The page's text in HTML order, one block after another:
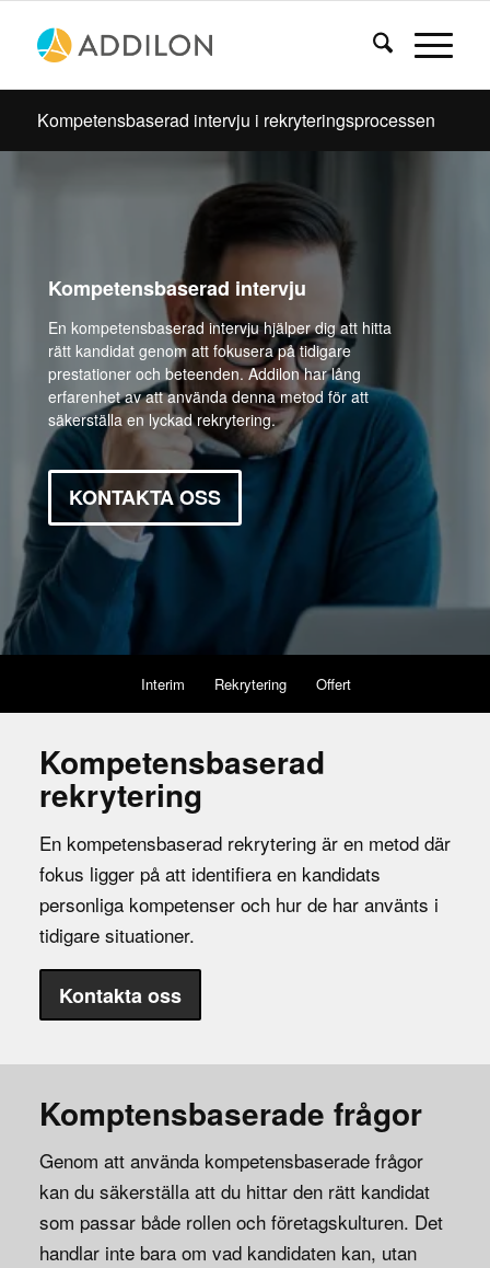
Kompetensbaserad intervju i rekryteringsprocessen
Kompetensbaserad intervju
En kompetensbaserad intervju hjälper dig att hitta
rätt kandidat genom att fokusera på tidigare
prestationer och beteenden. Addilon har lång
erfarenhet av att använda denna metod för att
säkerställa en lyckad rekrytering.
KONTAKTA OSS
Interim Rekrytering Offert
Kompetensbaserad
rekrytering
En kompetensbaserad rekrytering är en metod där
fokus ligger på att identifiera en kandidats
personliga kompetenser och hur de har använts i
tidigare situationer.
Kontakta oss
Komptensbaserade frågor
Genom att använda kompetensbaserade frågor
kan du säkerställa att du hittar den rätt kandidat
som passar både rollen och företagskulturen. Det
handlar inte bara om vad kandidaten kan, utan